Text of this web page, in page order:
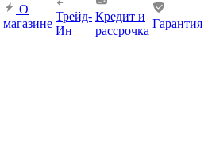
О
магазине
Трейд-
Ин
Кредит и
рассрочка
Гарантия